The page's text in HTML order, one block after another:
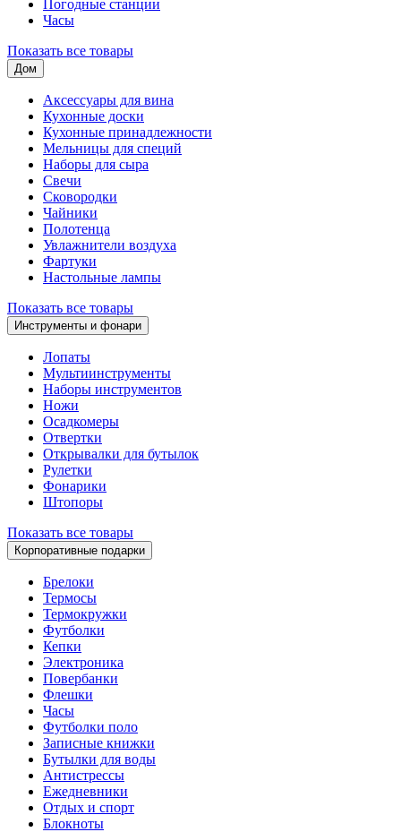
Погодные станции
Часы
Показать все товары
Дом
Аксессуары для вина
Кухонные доски
Кухонные принадлежности
Мельницы для специй
Наборы для сыра
Свечи
Сковородки
Чайники
Полотенца
Увлажнители воздуха
Фартуки
Настольные лампы
Показать все товары
Инструменты и фонари
Лопаты
Мультиинструменты
Наборы инструментов
Ножи
Осадкомеры
Отвертки
Открывалки для бутылок
Рулетки
Фонарики
Штопоры
Показать все товары
Корпоративные подарки
Брелоки
Термосы
Термокружки
Футболки
Кепки
Электроника
Повербанки
Флешки
Часы
Футболки поло
Записные книжки
Бутылки для воды
Антистрессы
Ежедневники
Отдых и спорт
Блокноты